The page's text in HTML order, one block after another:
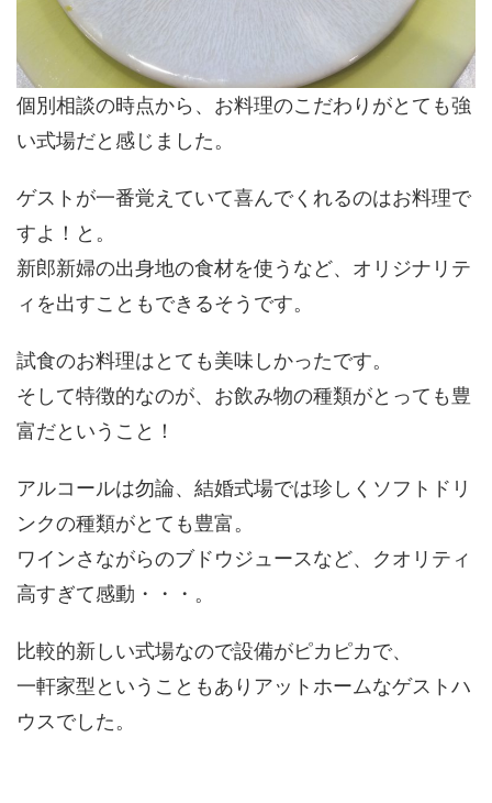
個別相談の時点から、お料理のこだわりがとても強
い式場だと感じました。
ゲストが一番覚えていて喜んでくれるのはお料理で
すよ！と。
新郎新婦の出身地の食材を使うなど、オリジナリテ
ィを出すこともできるそうです。
試食のお料理はとても美味しかったです。
そして特徴的なのが、お飲み物の種類がとっても豊
富だということ！
アルコールは勿論、結婚式場では珍しくソフトドリ
ンクの種類がとても豊富。
ワインさながらのブドウジュースなど、クオリティ
高すぎて感動・・・。
比較的新しい式場なので設備がピカピカで、
一軒家型ということもありアットホームなゲストハ
ウスでした。